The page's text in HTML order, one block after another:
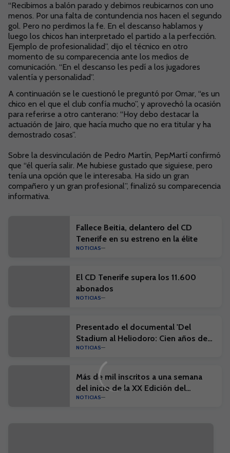
“Recibimos a balón parado y debimos reubicarnos con uno
menos. Por una falta de contundencia nos hacen el segundo
gol. Pero no perdimos la fe. En el descanso hablamos y
luego los chicos han interpretado el partido a la perfección.
Ejemplo de profesionalidad”, dijo el técnico en otro
momento de su comparecencia ante los medios de
comunicación. “En el descanso les pedí a los jugadores
valentía y personalidad”.
A continuación se le cuestionó le preguntó por Omar, “es un
chico en el que el club confía mucho”, y aprovechó la ocasión
para referirse a otro canterano: “Hoy debo destacar la
actuación de Jairo, que hacía mucho que no era titular y ha
demostrado cosas”.
Sobre la desvinculación de Pedro Martín, PepMartí confirmó
que “él quería salir. Me hubiese gustado que siguiese, pero
tenía una opción que le interesaba. Ha sido un gran
compañero y un gran profesional”, finalizó su comparecencia
informativa.
Fallece Beitia, delantero del CD
Tenerife en su estreno en la élite
NOTICIAS
El CD Tenerife supera los 11.600
abonados
NOTICIAS
Presentado el documental 'Del
Stadium al Heliodoro: Cien años de
historia'
NOTICIAS
Más de mil inscritos a una semana
del inicio de la XX Edición del
Campus Suma y el I Campus Suma
NOTICIAS